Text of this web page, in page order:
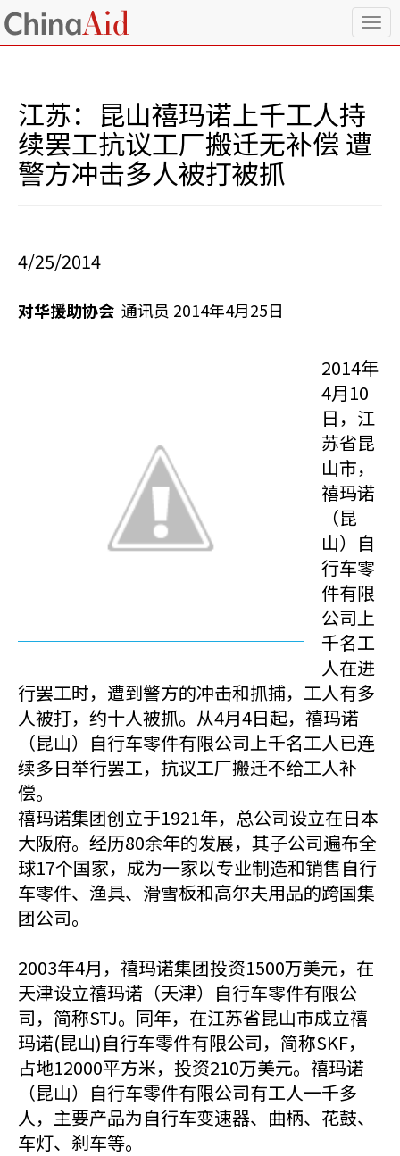
T
o
n
a
江苏：昆山禧玛诺上千工人持
续罢工抗议工厂搬迁无补偿 遭
警方冲击多人被打被抓
4/25/2014
对华援助协会 通讯员 2014年4月25日
2014年
4月10
日，江
苏省昆
山市，
禧玛诺
（昆
山）自
行车零
件有限
公司上
千名工
人在进
行罢工时，遭到警方的冲击和抓捕，工人有多
人被打，约十人被抓。从4月4日起，禧玛诺
（昆山）自行车零件有限公司上千名工人已连
续多日举行罢工，抗议工厂搬迁不给工人补
偿。
禧玛诺集团创立于1921年，总公司设立在日本
大阪府。经历80余年的发展，其子公司遍布全
球17个国家，成为一家以专业制造和销售自行
车零件、渔具、滑雪板和高尔夫用品的跨国集
团公司。
2003年4月，禧玛诺集团投资1500万美元，在
天津设立禧玛诺（天津）自行车零件有限公
司，简称STJ。同年，在江苏省昆山市成立禧
玛诺(昆山)自行车零件有限公司，简称SKF，
占地12000平方米，投资210万美元。禧玛诺
（昆山）自行车零件有限公司有工人一千多
人，主要产品为自行车变速器、曲柄、花鼓、
车灯、刹车等。